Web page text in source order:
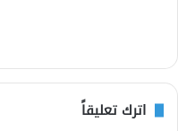
اترك تعليقاً